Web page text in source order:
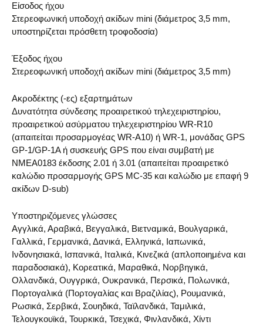
Είσοδος ήχου
Στερεοφωνική υποδοχή ακίδων mini (διάμετρος 3,5 mm,
υποστηρίζεται πρόσθετη τροφοδοσία)
Έξοδος ήχου
Στερεοφωνική υποδοχή ακίδων mini (διάμετρος 3,5 mm)
Ακροδέκτης (-ες) εξαρτημάτων
Δυνατότητα σύνδεσης προαιρετικού τηλεχειριστηρίου,
προαιρετικού ασύρματου τηλεχειριστηρίου WR-R10
(απαιτείται προσαρμογέας WR-A10) ή WR-1, μονάδας GPS
GP-1/GP-1A ή συσκευής GPS που είναι συμβατή με
NMEA0183 έκδοσης 2.01 ή 3.01 (απαιτείται προαιρετικό
καλώδιο προσαρμογής GPS MC-35 και καλώδιο με επαφή 9
ακίδων D-sub)
Υποστηριζόμενες γλώσσες
Αγγλικά, Αραβικά, Βεγγαλικά, Βιετναμικά, Βουλγαρικά,
Γαλλικά, Γερμανικά, Δανικά, Ελληνικά, Ιαπωνικά,
Ινδονησιακά, Ισπανικά, Ιταλικά, Κινεζικά (απλοποιημένα και
παραδοσιακά), Κορεατικά, Μαραθικά, Νορβηγικά,
Ολλανδικά, Ουγγρικά, Ουκρανικά, Περσικά, Πολωνικά,
Πορτογαλικά (Πορτογαλίας και Βραζιλίας), Ρουμανικά,
Ρωσικά, Σερβικά, Σουηδικά, Ταϊλανδικά, Ταμιλικά,
Τελουγκουϊκά, Τουρκικά, Τσεχικά, Φινλανδικά, Χίντι